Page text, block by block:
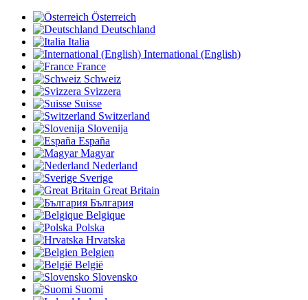
Österreich
Deutschland
Italia
International (English)
France
Schweiz
Svizzera
Suisse
Switzerland
Slovenija
España
Magyar
Nederland
Sverige
Great Britain
България
Belgique
Polska
Hrvatska
Belgien
België
Slovensko
Suomi